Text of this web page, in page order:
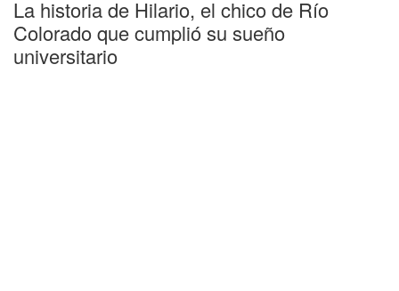
La historia de Hilario, el chico de Río
Colorado que cumplió su sueño
universitario